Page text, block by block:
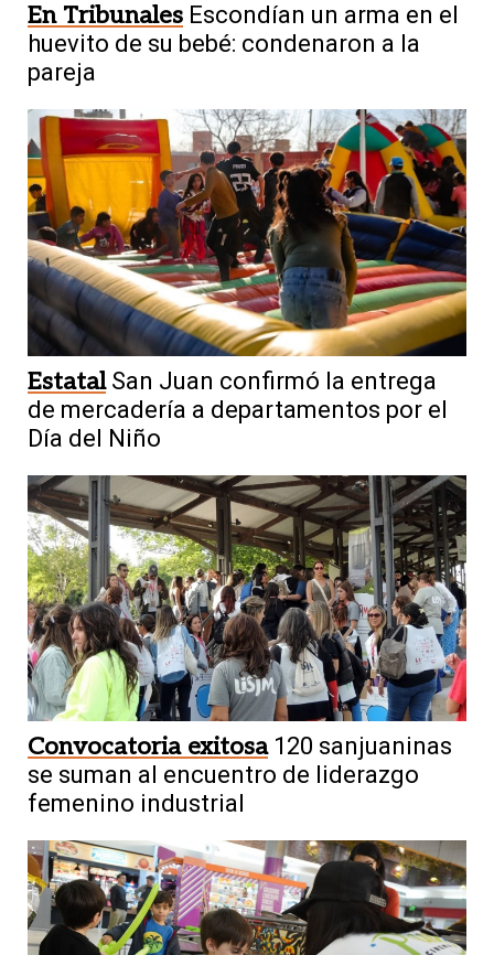
En Tribunales Escondían un arma en el
huevito de su bebé: condenaron a la
pareja
Estatal San Juan confirmó la entrega
de mercadería a departamentos por el
Día del Niño
Convocatoria exitosa 120 sanjuaninas
se suman al encuentro de liderazgo
femenino industrial